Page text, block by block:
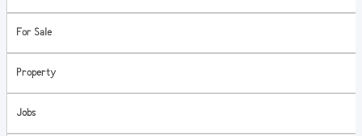
For Sale
Property
Jobs